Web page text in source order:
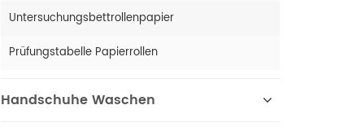
Untersuchungsbettrollenpapier
Prüfungstabelle Papierrollen
Handschuhe Waschen